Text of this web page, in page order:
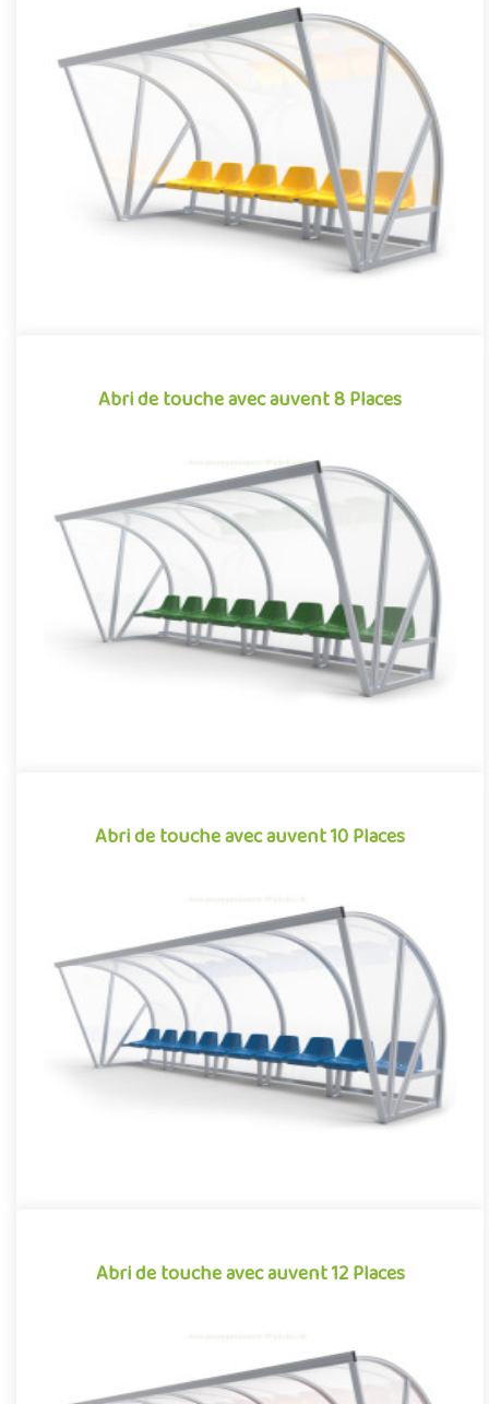
Abri de touche avec auvent 6 Places
Équipement pour aménagements sportifs extérieurs
conjuguant confort et robustesse, cet abri de touche monobloc
garantit une i..
Offre partenaire
Abri de touche avec auvent 8 Places
Abri de touche avec auvent 8 Places
Équipement pour aménagements sportifs extérieurs
conjuguant confort et robustesse, cet abri de touche monobloc
garantit une i..
Offre partenaire
Abri de touche avec auvent 10 Places
Abri de touche avec auvent 10 Places
Équipement pour aménagements sportifs extérieurs
conjuguant confort et robustesse, cet abri de touche monobloc
garantit une i..
Offre partenaire
Abri de touche avec auvent 12 Places
Abri de touche avec auvent 12 Places
Équipement pour aménagements sportifs extérieurs